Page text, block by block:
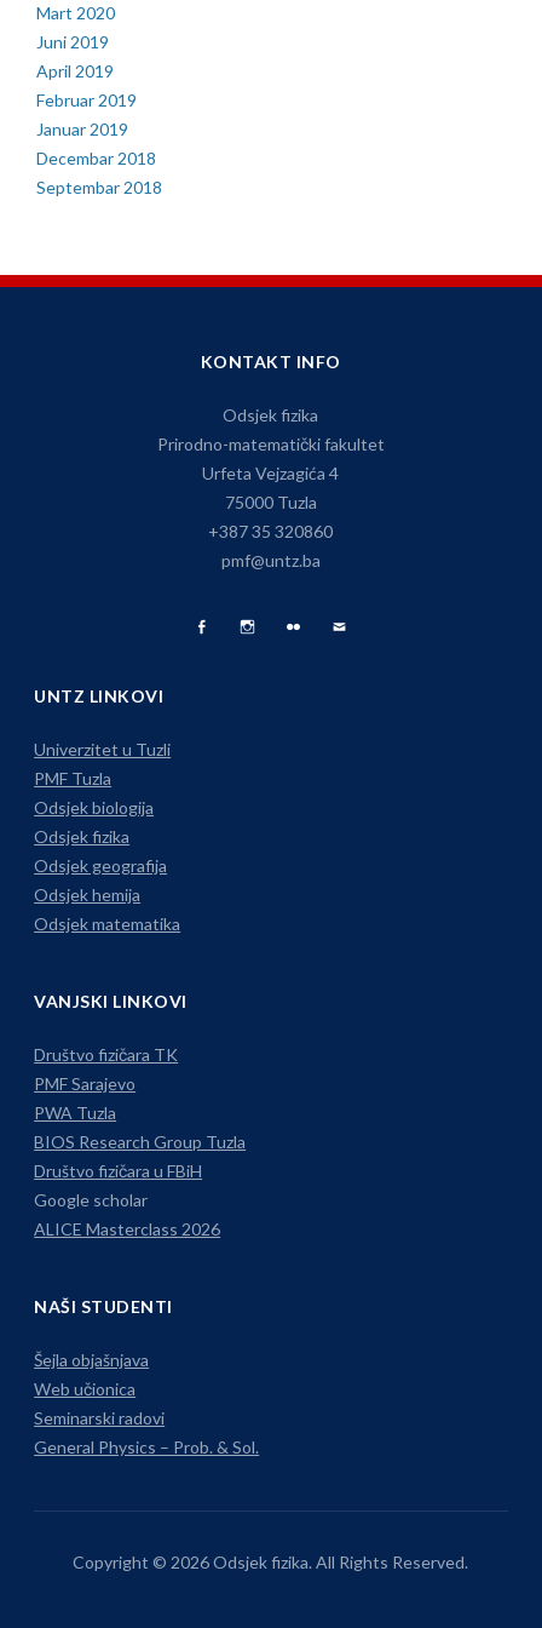
Mart 2020
Juni 2019
April 2019
Februar 2019
Januar 2019
Decembar 2018
Septembar 2018
KONTAKT INFO
Odsjek fizika
Prirodno-matematički fakultet
Urfeta Vejzagića 4
75000 Tuzla
+387 35 320860
pmf@untz.ba
UNTZ LINKOVI
Univerzitet u Tuzli
PMF Tuzla
Odsjek biologija
Odsjek fizika
Odsjek geografija
Odsjek hemija
Odsjek matematika
VANJSKI LINKOVI
Društvo fizičara TK
PMF Sarajevo
PWA Tuzla
BIOS Research Group Tuzla
Društvo fizičara u FBiH
Google scholar
ALICE Masterclass 2026
NAŠI STUDENTI
Šejla objašnjava
Web učionica
Seminarski radovi
General Physics – Prob. & Sol.
Copyright © 2026 Odsjek fizika. All Rights Reserved.